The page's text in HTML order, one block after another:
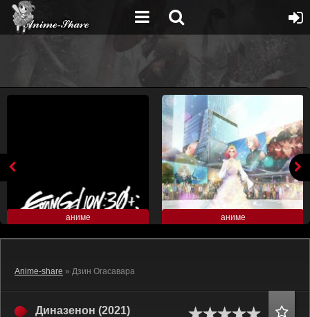
аниме аниме
Anime-share » Дзин Огасавара
Диназенон (2021)